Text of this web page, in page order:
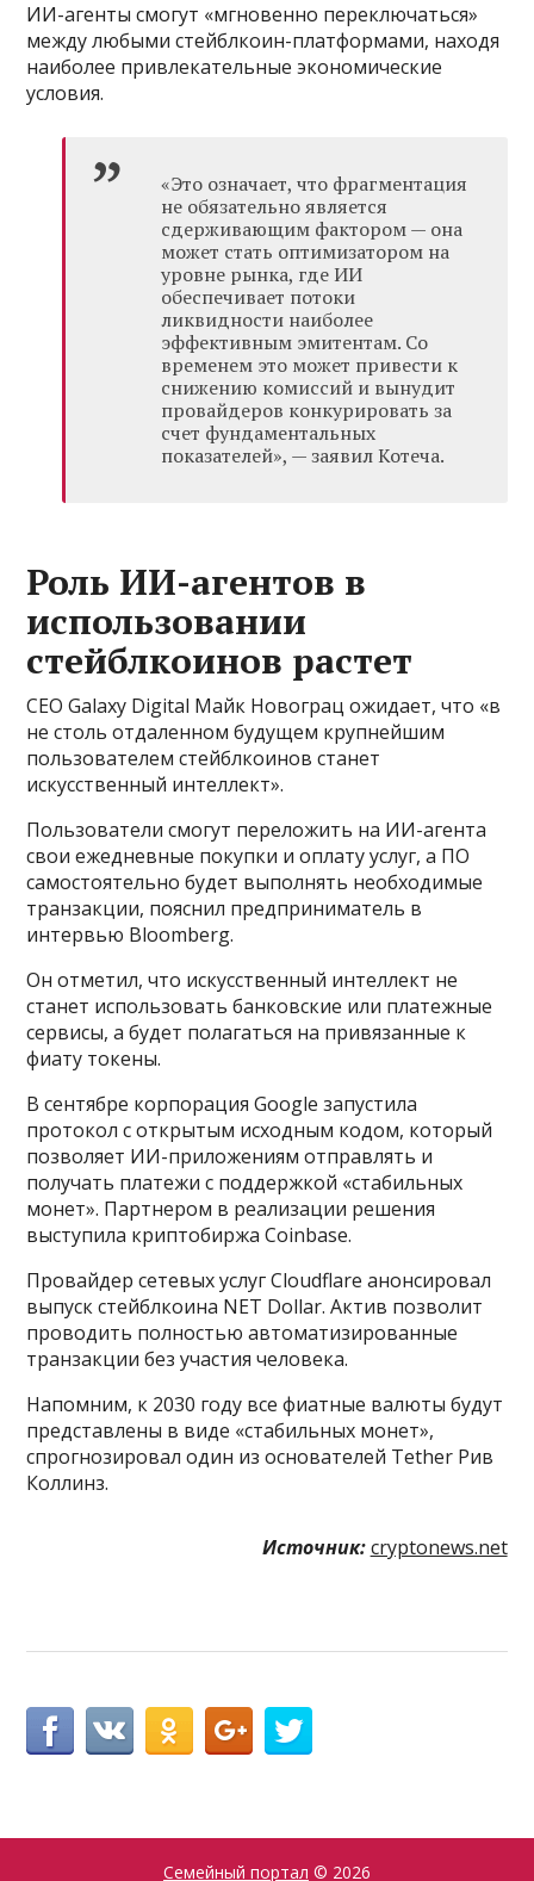
ИИ-агенты смогут «мгновенно переключаться»
между любыми стейблкоин-платформами, находя
наиболее привлекательные экономические
условия.
«Это означает, что фрагментация
не обязательно является
сдерживающим фактором — она
может стать оптимизатором на
уровне рынка, где ИИ
обеспечивает потоки
ликвидности наиболее
эффективным эмитентам. Со
временем это может привести к
снижению комиссий и вынудит
провайдеров конкурировать за
счет фундаментальных
показателей», — заявил Котеча.
Роль ИИ-агентов в
использовании
стейблкоинов растет
CEO Galaxy Digital Майк Новограц ожидает, что «в
не столь отдаленном будущем крупнейшим
пользователем стейблкоинов станет
искусственный интеллект».
Пользователи смогут переложить на ИИ-агента
свои ежедневные покупки и оплату услуг, а ПО
самостоятельно будет выполнять необходимые
транзакции, пояснил предприниматель в
интервью Bloomberg.
Он отметил, что искусственный интеллект не
станет использовать банковские или платежные
сервисы, а будет полагаться на привязанные к
фиату токены.
В сентябре корпорация Google запустила
протокол с открытым исходным кодом, который
позволяет ИИ-приложениям отправлять и
получать платежи с поддержкой «стабильных
монет». Партнером в реализации решения
выступила криптобиржа Coinbase.
Провайдер сетевых услуг Cloudflare анонсировал
выпуск стейблкоина NET Dollar. Актив позволит
проводить полностью автоматизированные
транзакции без участия человека.
Напомним, к 2030 году все фиатные валюты будут
представлены в виде «стабильных монет»,
спрогнозировал один из основателей Tether Рив
Коллинз.
Источник: cryptonews.net
Семейный портал © 2026